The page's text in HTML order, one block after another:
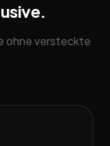
ohne versteckte